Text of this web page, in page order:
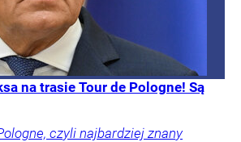
na trasie Tour de Pologne! Są
czyli najbardziej znany